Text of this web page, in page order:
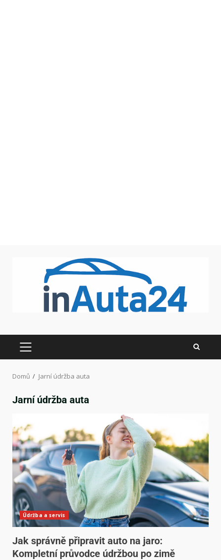
Domů Jarní údržba auta
Jarní údržba auta
Údržba a servis
Jak správně připravit auto na jaro:
Kompletní průvodce údržbou po zimě